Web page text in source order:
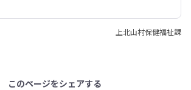
上北山村保健福祉課
このページをシェアする